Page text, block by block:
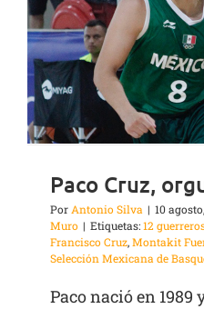
Paco Cruz,
PorAntonio Silva | 10
Muro | Etiquetas:12
Francisco Cruz,Montakit
Selección Mexicana de
Paco nació en 1989